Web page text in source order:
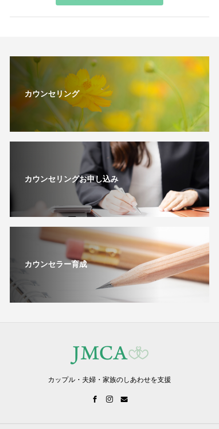
カウンセリング
カウンセリングお申し込み
カウンセラー育成
カップル・夫婦・家族のしあわせを支援